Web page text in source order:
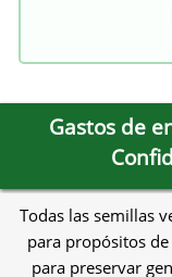
Gastos de
Todas las semillas
para propósitos
para preservar